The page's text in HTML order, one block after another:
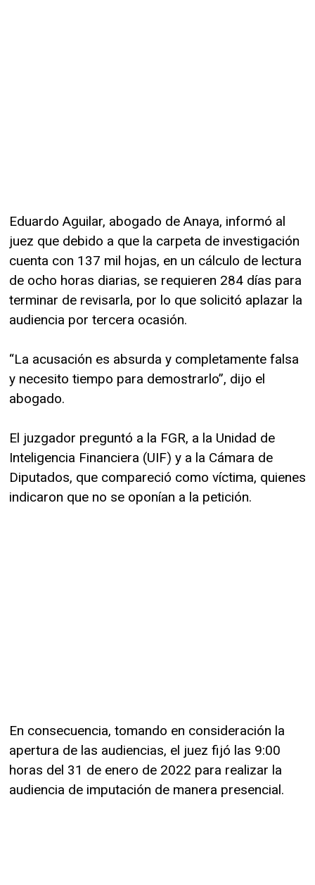
Eduardo Aguilar, abogado de Anaya, informó al
juez que debido a que la carpeta de investigación
cuenta con 137 mil hojas, en un cálculo de lectura
de ocho horas diarias, se requieren 284 días para
terminar de revisarla, por lo que solicitó aplazar la
audiencia por tercera ocasión.
“La acusación es absurda y completamente falsa
y necesito tiempo para demostrarlo”, dijo el
abogado.
El juzgador preguntó a la FGR, a la Unidad de
Inteligencia Financiera (UIF) y a la Cámara de
Diputados, que compareció como víctima, quienes
indicaron que no se oponían a la petición.
En consecuencia, tomando en consideración la
apertura de las audiencias, el juez fijó las 9:00
horas del 31 de enero de 2022 para realizar la
audiencia de imputación de manera presencial.